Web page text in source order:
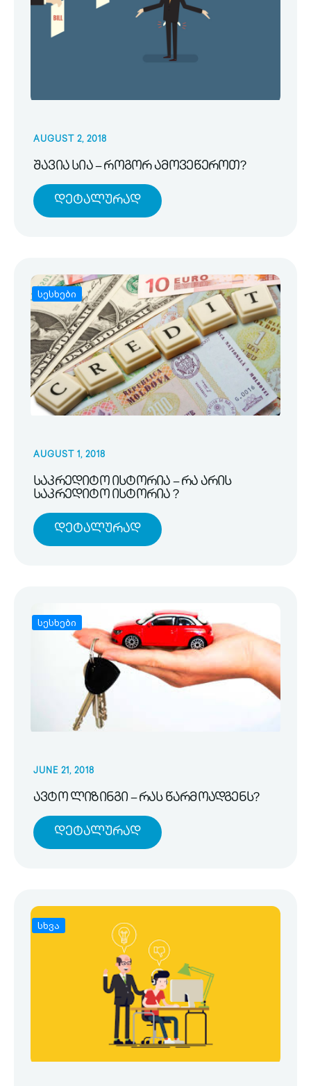
AUGUST 2, 2018
შავია სია – როგორ ამოვეწეროთ?
Დეტალურად
სესხები
AUGUST 1, 2018
საკრედიტო ისტორია – რა არის
საკრედიტო ისტორია ?
Დეტალურად
სესხები
JUNE 21, 2018
ავტო ლიზინგი – რას წარმოადგენს?
Დეტალურად
სხვა